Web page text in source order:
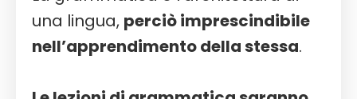
una lingua, perciò imprescindibile
nell’apprendimento della stessa.